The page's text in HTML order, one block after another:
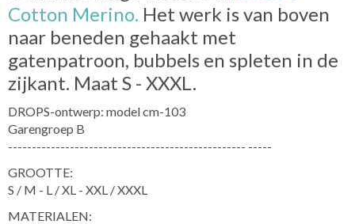
Cotton Merino. Het werk is van boven
naar beneden gehaakt met
gatenpatroon, bubbels en spleten in de
zijkant. Maat S - XXXL.
DROPS-ontwerp: model cm-103
Garengroep B
-------------------------------------------------- -----
GROOTTE:
S / M - L / XL - XXL / XXXL
MATERIALEN: